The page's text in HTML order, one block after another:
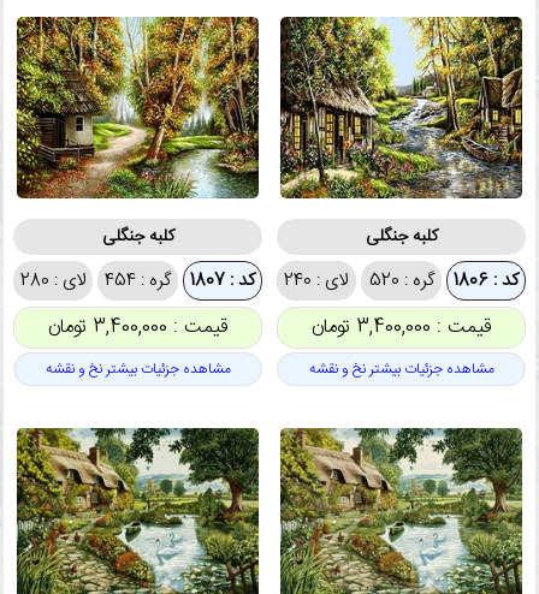
کلبه جنگلی
کد : 1806 گره : 520 لای : 240
قیمت : 3,400,000 تومان
مشاهده جزئیات بیشتر نخ و نقشه
کلبه جنگلی
کد : 1807 گره : 454 لای : 280
قیمت : 3,400,000 تومان
مشاهده جزئیات بیشتر نخ و نقشه